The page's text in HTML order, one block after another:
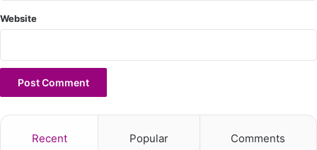
Website
Recent Popular Comments